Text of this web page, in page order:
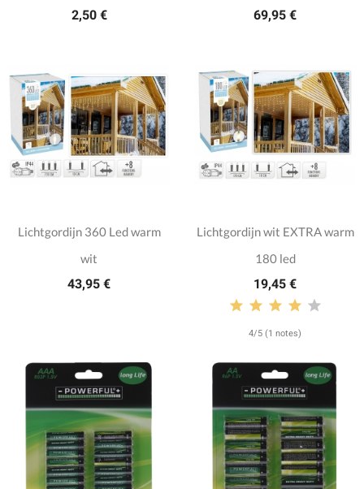
2,50 € 69,95 €
Lichtgordijn 360 Led warm
wit
43,95 €
Lichtgordijn wit EXTRA warm
180 led
19,45 €
4/5 (1 notes)